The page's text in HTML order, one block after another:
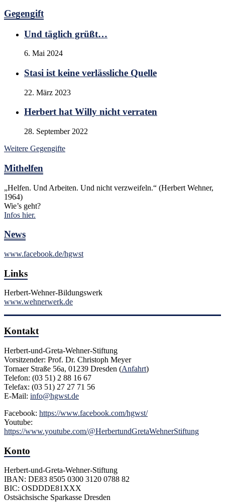
Gegengift
Und täglich grüßt…
6. Mai 2024
Stasi ist keine verlässliche Quelle
22. März 2023
Herbert hat Willy nicht verraten
28. September 2022
Weitere Gegengifte
Mithelfen
„Helfen. Und Arbeiten. Und nicht verzweifeln.“ (Herbert Wehner,
1964)
Wie’s geht?
Infos hier.
News
www.facebook.de/hgwst
Links
Herbert-Wehner-Bildungswerk
www.wehnerwerk.de
Kontakt
Herbert-und-Greta-Wehner-Stiftung
Vorsitzender: Prof. Dr. Christoph Meyer
Tornaer Straße 56a, 01239 Dresden (Anfahrt)
Telefon: (03 51) 2 88 16 67
Telefax: (03 51) 27 27 71 56
E-Mail: info@hgwst.de
Facebook: https://www.facebook.com/hgwst/
Youtube:
https://www.youtube.com/@HerbertundGretaWehnerStiftung
Konto
Herbert-und-Greta-Wehner-Stiftung
IBAN: DE83 8505 0300 3120 0788 82
BIC: OSDDDE81XXX
Ostsächsische Sparkasse Dresden